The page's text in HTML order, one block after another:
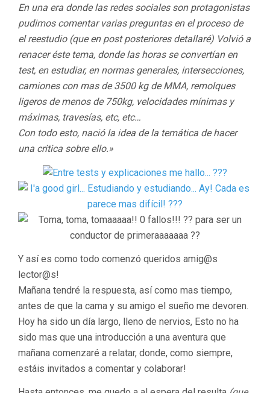
En una era donde las redes sociales son protagonistas
pudimos comentar varias preguntas en el proceso de
el reestudio (que en post posteriores detallaré) Volvió a
renacer éste tema, donde las horas se convertían en
test, en estudiar, en normas generales, intersecciones,
camiones con mas de 3500 kg de MMA, remolques
ligeros de menos de 750kg, velocidades mínimas y
máximas, travesías, etc, etc…
Con todo esto, nació la idea de la temática de hacer
una critica sobre ello.»
Y así es como todo comenzó queridos amig@s
lector@s!
Mañana tendré la respuesta, así como mas tiempo,
antes de que la cama y su amigo el sueño me devoren.
Hoy ha sido un día largo, lleno de nervios, Esto no ha
sido mas que una introducción a una aventura que
mañana comenzaré a relatar, donde, como siempre,
estáis invitados a comentar y colaborar!